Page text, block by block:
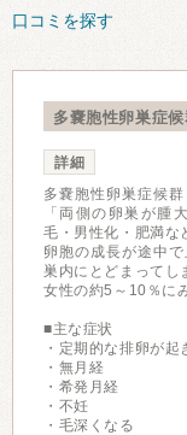
口コミを探す
多嚢胞性卵巣症
詳細
多嚢胞性卵巣症候
「両側の卵巣が腫
毛・男性化・肥満な
卵胞の成⻑が途中
巣内にとどまってし
女性の約5～10％に
■主な症状
・定期的な排卵が起
・無月経
・希発月経
・不妊
・毛深くなる